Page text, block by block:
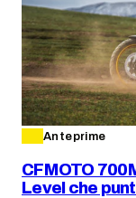
Anteprime
CFMOTO
Level che